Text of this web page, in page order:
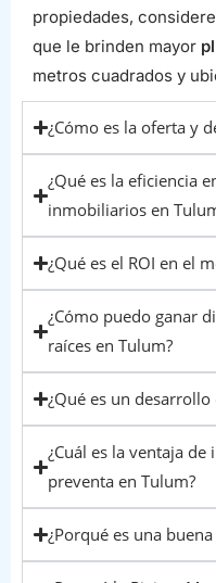
propiedades,
que le brinden mayor
metros cuadrados y
¿Cómo es la oferta y
¿Qué es la eficiencia
inmobiliarios en
¿Qué es el ROI en el
¿Cómo puedo ganar
raíces en Tulum?
¿Qué es un desarrollo
¿Cuál es la ventaja
preventa en Tulum?
¿Porqué es una